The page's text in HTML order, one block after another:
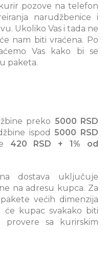
pozove na telefon
narudžbenice i
Ukoliko Vas i tada ne
nam biti vraćena. Po
Vas kako bi se
paketa.
preko 5000 RSD
ispod5000 RSD
420 RSD + 1% od
dostava uključuje
na adresu kupca. Za
većih dimenzija
kupac svakako biti
provere sa kurirskim